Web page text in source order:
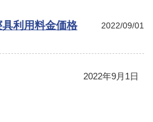
利用料金価格
2022/09/01
2022年9月1日